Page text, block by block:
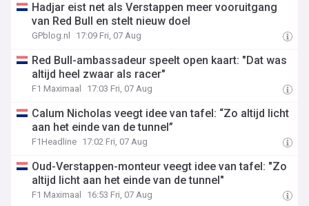
Hadjar eist net als Verstappen meer vooruitgang
van Red Bull en stelt nieuw doel
GPblog.nl 17:09 Fri, 07 Aug
Red Bull-ambassadeur speelt open kaart: "Dat was
altijd heel zwaar als racer"
F1 Maximaal 17:03 Fri, 07 Aug
Calum Nicholas veegt idee van tafel: “Zo altijd licht
aan het einde van de tunnel”
F1Headline 17:02 Fri, 07 Aug
Oud-Verstappen-monteur veegt idee van tafel: "Zo
altijd licht aan het einde van de tunnel"
F1 Maximaal 16:53 Fri, 07 Aug